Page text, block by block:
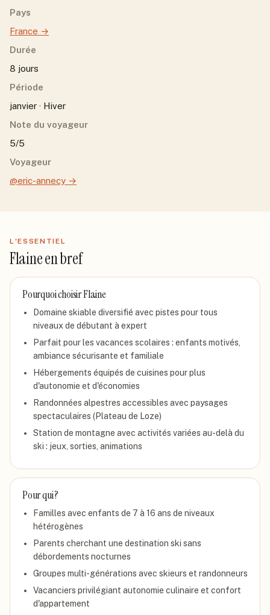
Pays
France →
Durée
8 jours
Période
janvier · Hiver
Note du voyageur
5/5
Voyageur
@eric-annecy →
L'ESSENTIEL
Flaineen bref
Pourquoi choisirFlaine
Domaine skiable diversifié avec pistes pour tous
niveaux de débutant à expert
Parfait pour les vacances scolaires : enfants motivés,
ambiance sécurisante et familiale
Hébergements équipés de cuisines pour plus
d'autonomie et d'économies
Randonnées alpestres accessibles avec paysages
spectaculaires (Plateau de Loze)
Station de montagne avec activités variées au-delà du
ski : jeux, sorties, animations
Pour qui ?
Familles avec enfants de 7 à 16 ans de niveaux
hétérogènes
Parents cherchant une destination ski sans
débordements nocturnes
Groupes multi-générations avec skieurs et randonneurs
Vacanciers privilégiant autonomie culinaire et confort
d'appartement